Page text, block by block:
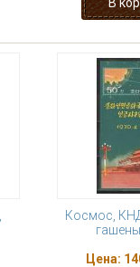
Космос,
Цена: